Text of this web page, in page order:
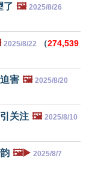
了 🖼️ 2025/8/26
2025/8/22 （274,539
害 🖼️ 2025/8/20
关注 🖼️ 2025/8/10
🖼️▶️ 2025/8/7